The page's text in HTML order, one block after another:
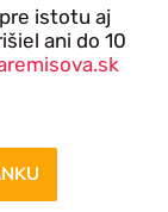
istotu aj
ani do 10